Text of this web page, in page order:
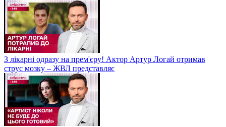
З лікарні одразу на прем'єру! Актор Артур Логай отримав
струс мозку – ЖВЛ представляє